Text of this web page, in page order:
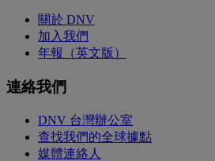
關於 DNV
加入我們
年報（英文版）
連絡我們
DNV 台灣辦公室
查找我們的全球據點
媒體連絡人